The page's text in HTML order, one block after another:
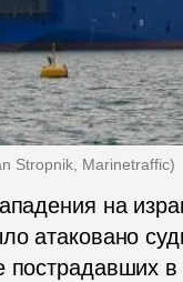
Stropnik, Marinetraffic)
на
атаковано